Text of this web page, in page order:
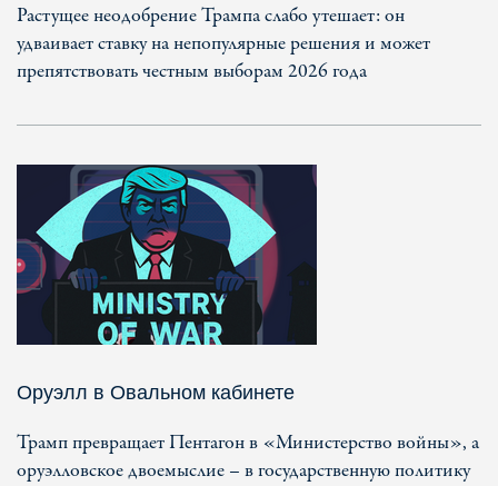
Растущее неодобрение Трампа слабо утешает: он
удваивает ставку на непопулярные решения и может
препятствовать честным выборам 2026 года
Оруэлл в Овальном кабинете
Трамп превращает Пентагон в «Министерство войны», а
оруэлловское двоемыслие – в государственную политику